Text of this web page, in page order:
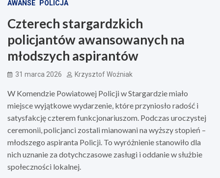
AWANSE POLICJA
Czterech stargardzkich
policjantów awansowanych na
młodszych aspirantów
31 marca 2026 Krzysztof Woźniak
W Komendzie Powiatowej Policji w Stargardzie miało
miejsce wyjątkowe wydarzenie, które przyniosło radość i
satysfakcję czterem funkcjonariuszom. Podczas uroczystej
ceremonii, policjanci zostali mianowani na wyższy stopień –
młodszego aspiranta Policji. To wyróżnienie stanowiło dla
nich uznanie za dotychczasowe zasługi i oddanie w służbie
społeczności lokalnej.